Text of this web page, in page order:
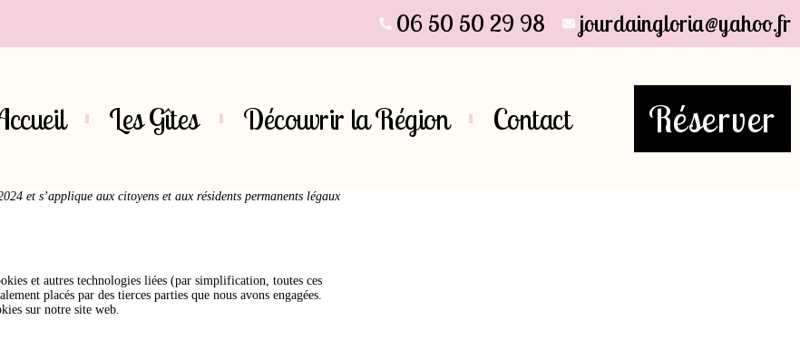
06 50 50 29 98 jourdaingloria@yahoo.fr
Les Gîtes Découvrir la Région Contact Réserver
et s’applique aux citoyens et aux résidents permanents légaux
et autres technologies liées (par simplification, toutes ces
placés par des tierces parties que nous avons engagées.
sur notre site web.